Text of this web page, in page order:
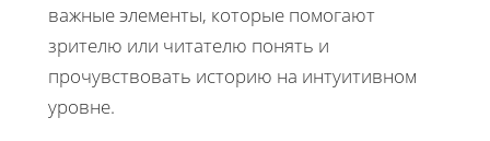
важные элементы, которые помогают
зрителю или читателю понять и
прочувствовать историю на интуитивном
уровне.